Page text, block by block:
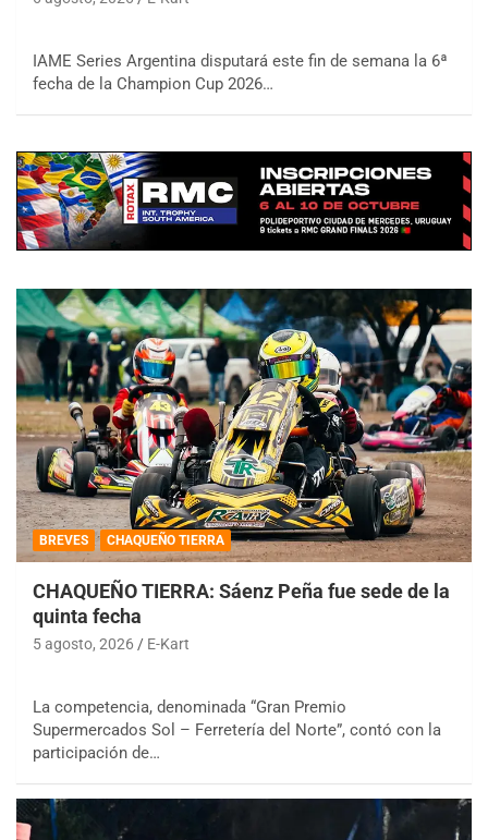
IAME Series Argentina disputará este fin de semana la 6ª
fecha de la Champion Cup 2026…
BREVES CHAQUEÑO TIERRA
CHAQUEÑO TIERRA: Sáenz Peña fue sede de la
quinta fecha
5 agosto, 2026 E-Kart
La competencia, denominada “Gran Premio
Supermercados Sol – Ferretería del Norte”, contó con la
participación de…